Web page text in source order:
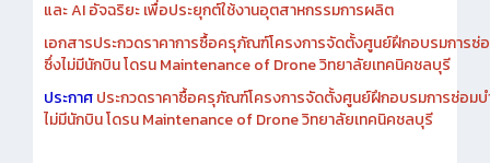
ประกาศประกวดราคาซื้อครุภัณฑ์ชุดปฏิบัติการเรียนรู้และควบคุมหุ่นยน
และ AI อัจฉริยะ เพื่อประยุกต์ใช้งานอุตสาหกรรมการผลิต
เอกสารประกวดราคาการซื้อครุภัณฑ์โครงการจัดตั้งศูนย์ฝึกอบรมการซ่
ซึ่งไม่มีนักบิน โดรน Maintenance of Drone วิทยาลัยเทคนิคชลบุรี
ประกาศประกวดราคาซื้อครุภัณฑ์โครงการจัดตั้งศูนย์ฝึกอบรมการซ่อมบ